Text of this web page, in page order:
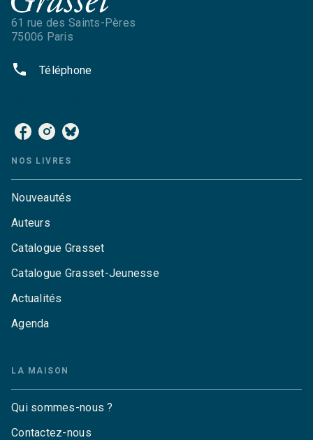
61 rue des Saints-Pères
75006 Paris
phone Téléphone
NOS LIVRES
Nouveautés
Auteurs
Catalogue Grasset
Catalogue Grasset-Jeunesse
Actualités
Agenda
LA MAISON
Qui sommes-nous ?
Contactez-nous